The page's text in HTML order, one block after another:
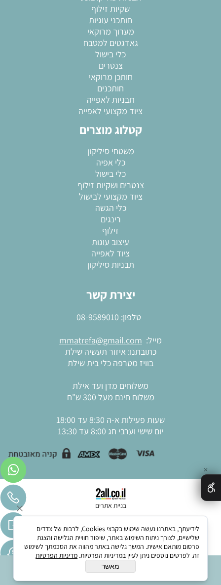
הוסף לסל
שקיות זילוף
חותכני עוגיות
מערוך מרוקאי
גאדגטים למטבח
כלי בישול
צנטרים
חותכן מרוקאי
חותכנים
תבניות לאפייה
ציוד מקצועי לאפייה
קטלוג מוצרים
משטחי סיליקון
כלי אפיה
כלי בישול
צנטרים ושקיות זילוף
ציוד מקצועי לבישול
כלי הגשה
רינגים
זילוף
עיצוב עוגות
ציוד לאפייה
תבניות סיליקון
יצירת קשר
טלפון: 08-9589010
מייל: mmatrefa@gmail.com
כתובתנו: איזור תעשיה שילת
בוויז מטרפה כלי בית שילת
משלוחים מדן ועד אילת
משלוח חינם מעל 300 ש"ח
שעות פעילות א-ה 8:30 עד 18:00
יום שישי וערבי חג 8:00 עד 13:30
בניית אתרים
✕
לידיעתך, באתרנו נעשה שימוש בקבצי Cookies, לרבות של צדדים
שלישיים, לצורך ניתוח השימוש באתר, שיפור חוויית הגלישה והצגת
פרסום מותאם אישית. המשך גלישה באתר מהווה את הסכמתך לשימוש
זה. לפרטים נוספים ניתן לעיין במדיניות הפרטיות. מדיניות הפרטיות
מאשר